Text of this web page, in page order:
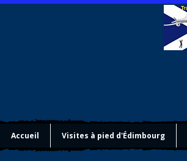
Accueil Visites à pied d'Édimbourg